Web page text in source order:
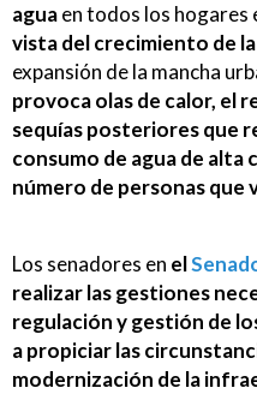
aguaen todos los hogares
vista del crecimiento de
expansión de la mancha
provoca olas de calor, el
sequías posteriores que
consumo de agua de alta
número de personas que
Los senadores en el
realizar las gestiones
regulación y gestión de
a propiciar las
modernización de la